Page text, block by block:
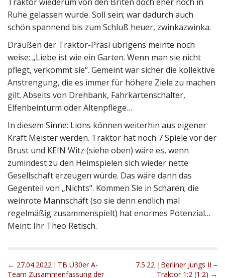
Ruhe gelassen wurde. Soll sein; war dadurch auch
schön spannend bis zum Schluß heuer, zwinkazwinka.
Draußen der Traktor-Präsi übrigens meinte noch
weise: „Liebe ist wie ein Garten. Wenn man sie nicht
pflegt, verkommt sie“. Gemeint war sicher die kollektive
Anstrengung, die es immer für höhere Ziele zu machen
gilt. Abseits von Drehbank, Fahrkartenschalter,
Elfenbeinturm oder Altenpflege…
In diesem Sinne: Lions können weiterhin aus eigener
Kraft Meister werden. Traktor hat noch 7 Spiele vor der
Brust und KEIN Witz (siehe oben) wäre es, wenn
zumindest zu den Heimspielen sich wieder nette
Gesellschaft erzeugen würde. Das wäre dann das
Gegenteil von „Nichts“. Kommen Sie in Scharen; die
weinrote Mannschaft (so sie denn endlich mal
regelmäßig zusammenspielt) hat enormes Potenzial…
Meint: Ihr Theo Retisch.
P
← 27.04.2022 I TB Ü30er A-
Team Zusammenfassung der
7.5.22 |Berliner Jungs II –
Traktor 1:2 (1:2) →